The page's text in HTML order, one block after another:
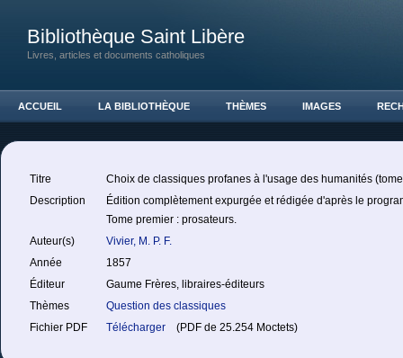
Bibliothèque Saint Libère
Livres, articles et documents catholiques
ACCUEIL LA BIBLIOTHÈQUE THÈMES IMAGES
Titre
Choix de classiques profanes à l'usage des humanités
Description
Édition complètement expurgée et rédigée d'après le
Tome premier : prosateurs.
Auteur(s)
Vivier, M. P. F.
Année
1857
Éditeur
Gaume Frères, libraires-éditeurs
Thèmes
Question des classiques
Fichier PDF
Télécharger (PDF de 25.254 Moctets)